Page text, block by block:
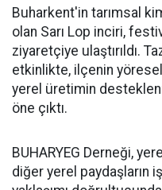
Buharkent'in tarımsal
olan Sarı Lop inciri,
ziyaretçiye ulaştırıldı.
etkinlikte, ilçenin yöresel
yerel üretimin
öne çıktı.
BUHARYEG Derneği,
diğer yerel paydaşların